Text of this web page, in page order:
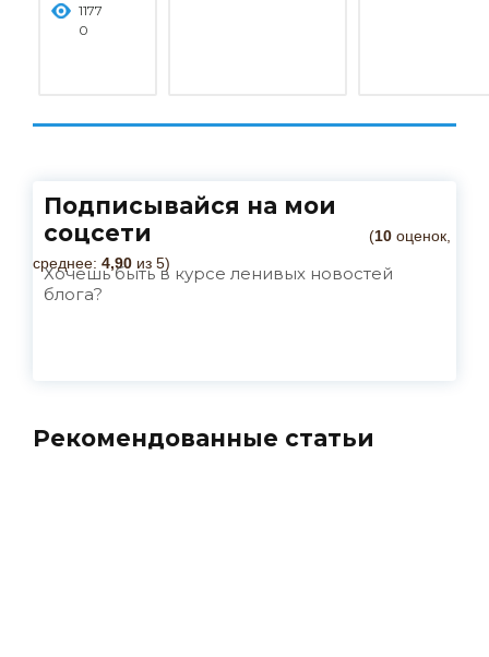
(10 оценок,
среднее: 4,90 из 5)
1177
0
Подписывайся на мои
соцсети
Хочешь быть в курсе ленивых новостей
блога?
Рекомендованные статьи